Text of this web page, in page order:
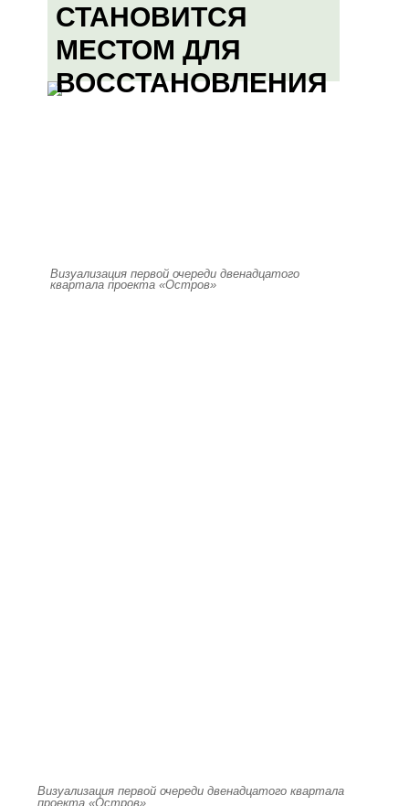
СТАНОВИТСЯ
МЕСТОМ ДЛЯ
ВОССТАНОВЛЕНИЯ
Визуализация первой очереди двенадцатого
квартала проекта «Остров»
Визуализация первой очереди двенадцатого квартала
проекта «Остров»